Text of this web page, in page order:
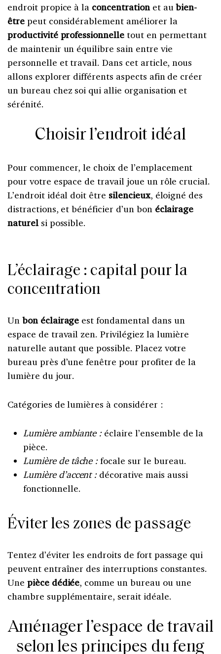
endroit propice à la concentrationet aubien-
êtrepeut considérablement améliorer la
productivité professionnelletout en permettant
de maintenir un équilibre sain entre vie
personnelle et travail. Dans cet article, nous
allons explorer différents aspects afin de créer
un bureau chez soi qui allie organisation et
sérénité.
Choisir l’endroit idéal
Pour commencer, le choix de l’emplacement
pour votre espace de travail joue un rôle crucial.
L’endroit idéal doit être silencieux, éloigné des
distractions, et bénéficier d’un bon éclairage
naturelsi possible.
L’éclairage : capital pour la
concentration
Un bon éclairage est fondamental dans un
espace de travail zen. Privilégiez la lumière
naturelle autant que possible. Placez votre
bureau près d’une fenêtre pour profiter de la
lumière du jour.
Catégories de lumières à considérer :
Lumière ambiante :éclaire l’ensemble de la
pièce.
Lumière de tâche :focale sur le bureau.
Lumière d’accent :décorative mais aussi
fonctionnelle.
Éviter les zones de passage
Tentez d’éviter les endroits de fort passage qui
peuvent entraîner des interruptions constantes.
Une pièce dédiée, comme un bureau ou une
chambre supplémentaire, serait idéale.
Aménager l’espace de travail
selon les principes du feng